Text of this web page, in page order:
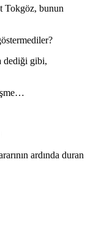
Tokgöz, bunun
dediği gibi,
ardında duran